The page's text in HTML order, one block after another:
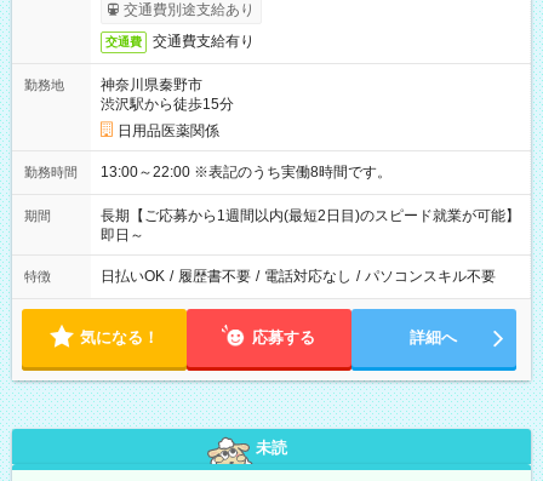
交通費別途支給あり
交通費 交通費支給有り
勤務地
神奈川県秦野市
渋沢駅から徒歩15分
日用品医薬関係
勤務時間 13:00～22:00 ※表記のうち実働8時間です。
期間
長期【ご応募から1週間以内(最短2日目)のスピード就業が可能】
即日～
特徴 日払いOK / 履歴書不要 / 電話対応なし / パソコンスキル不要
気になる！ 応募する 詳細へ
未読